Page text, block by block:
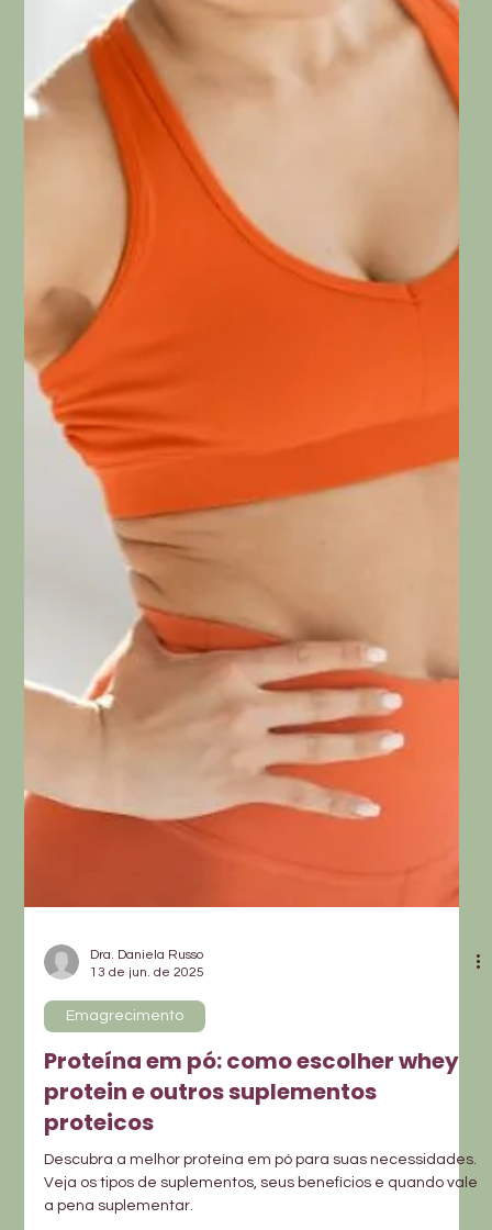
13 de jun. de 2025
Emagrecimento
Proteína em pó: como escolher whey
protein e outros suplementos
proteicos
Descubra a melhor proteína em pó para suas necessidades.
Veja os tipos de suplementos, seus benefícios e quando vale